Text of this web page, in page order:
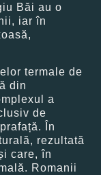
Băi au o
iar în
termale de
din
a
de
În
rezultată
care, în
Romanii